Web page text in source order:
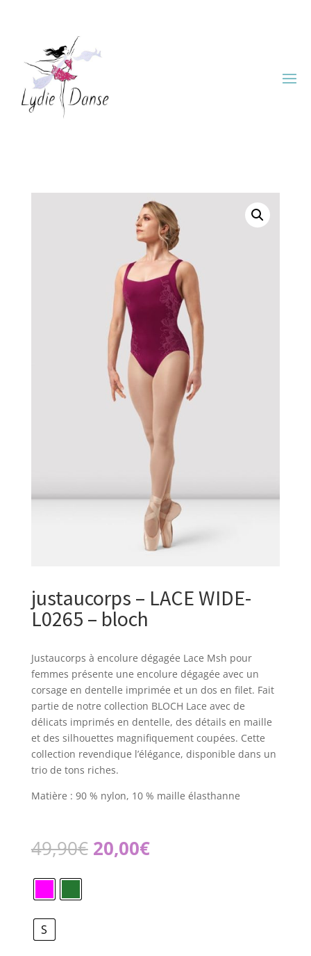
justaucorps – LACE WIDE-
L0265 – bloch
Justaucorps à encolure dégagée Lace Msh pour
femmes présente une encolure dégagée avec un
corsage en dentelle imprimée et un dos en filet. Fait
partie de notre collection BLOCH Lace avec de
délicats imprimés en dentelle, des détails en maille
et des silhouettes magnifiquement coupées. Cette
collection revendique l’élégance, disponible dans un
trio de tons riches.
Matière : 90 % nylon, 10 % maille élasthanne
49,90€ Le
prix
20,00€Le
prix
S